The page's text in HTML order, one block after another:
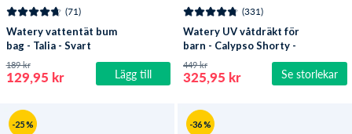
Lägg till
(71)
Watery vattentät bum
bag - Talia - Svart
129,95 kr
189 kr
Se storlekar
(331)
Watery UV våtdräkt för
barn - Calypso Shorty -
Mörkblå
325,95 kr
449 kr
-25 % -36 %